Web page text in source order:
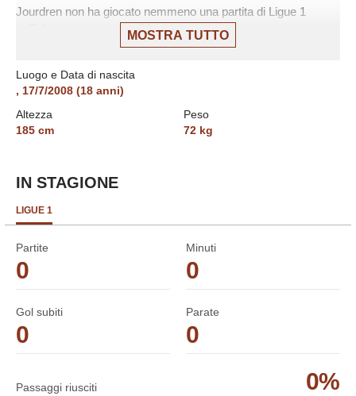
Jourdren non ha giocato nemmeno una partita di Ligue 1
nell'ultima stagione con il Lens.
MOSTRA TUTTO
Luogo e Data di nascita
, 17/7/2008 (18 anni)
Altezza
185 cm
Peso
72 kg
IN STAGIONE
LIGUE 1
Partite
0
Minuti
0
Gol subiti
0
Parate
0
Passaggi riusciti 0%